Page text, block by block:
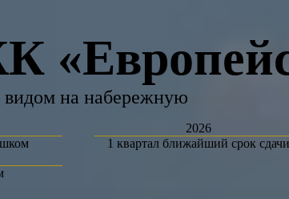
видом на набережную
2026
1 квартал ближайший срок сдачи